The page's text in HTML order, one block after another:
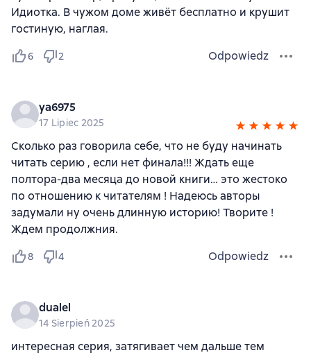
Идиотка. В чужом доме живёт бесплатно и крушит
гостиную, наглая.
6 2 Odpowiedz
ya6975
17 Lipiec 2025
Сколько раз говорила себе, что не буду начинать
читать серию , если нет финала!!! Ждать еще
полтора-два месяца до новой книги… это жестоко
по отношению к читателям ! Надеюсь авторы
задумали ну очень длинную историю! Творите !
Ждем продолжния.
8 4 Odpowiedz
dualel
14 Sierpień 2025
интересная серия, затягивает чем дальше тем